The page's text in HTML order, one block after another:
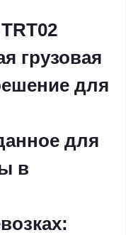
грузовая
для
для
в